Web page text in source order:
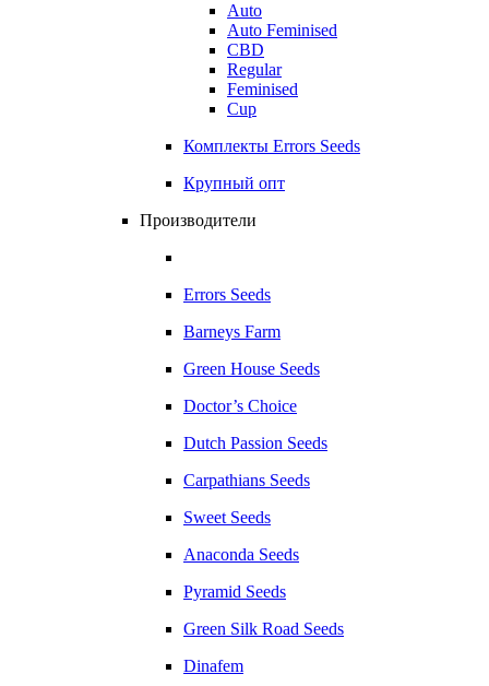
Auto
Auto Feminised
CBD
Regular
Feminised
Cup
Комплекты Errors Seeds
Крупный опт
Производители
Errors Seeds
Barneys Farm
Green House Seeds
Doctor’s Choice
Dutch Passion Seeds
Carpathians Seeds
Sweet Seeds
Anaconda Seeds
Pyramid Seeds
Green Silk Road Seeds
Dinafem